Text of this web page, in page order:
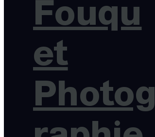
Fouqu
et
Photog